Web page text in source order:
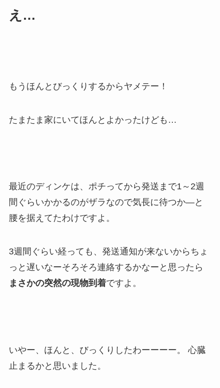
え…
もうほんとびっくりするからヤメテー！
たまたま家にいてほんとよかったけども…
最近のディンケは、ポチってから発送まで1～2週
間ぐらいかかるのがザラなので気長に待つか―と
腰を据えてたわけですよ。
3週間ぐらい経っても、発送通知が来ないからちょ
っと遅いなーそろそろ連絡するかなーと思ったら
まさかの突然の現物到着ですよ。
いやー、ほんと、びっくりしたわーーーー。 心臓
止まるかと思いました。